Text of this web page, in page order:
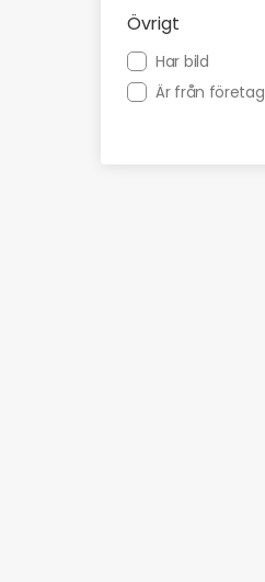
Övrigt
Har bild
Är från företag